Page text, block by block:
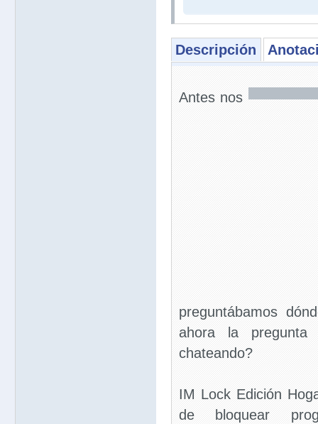
Descripción
Antes nos
preguntábamos
ahora la
chateando?
IM Lock Edición
de bloquear